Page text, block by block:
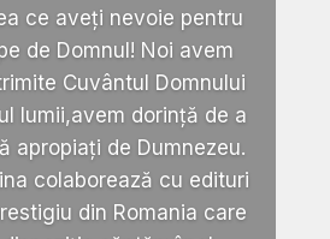
ce aveți nevoie pentru
de Domnul! Noi avem
Cuvântul Domnului
lumii,avem dorință de a
apropiați de Dumnezeu.
colaborează cu edituri
din Romania care